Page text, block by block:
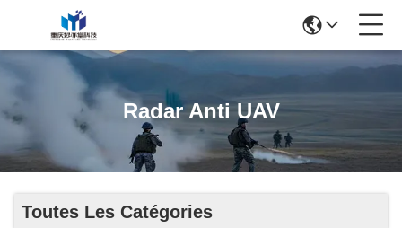
Radar Anti UAV
Toutes Les Catégories